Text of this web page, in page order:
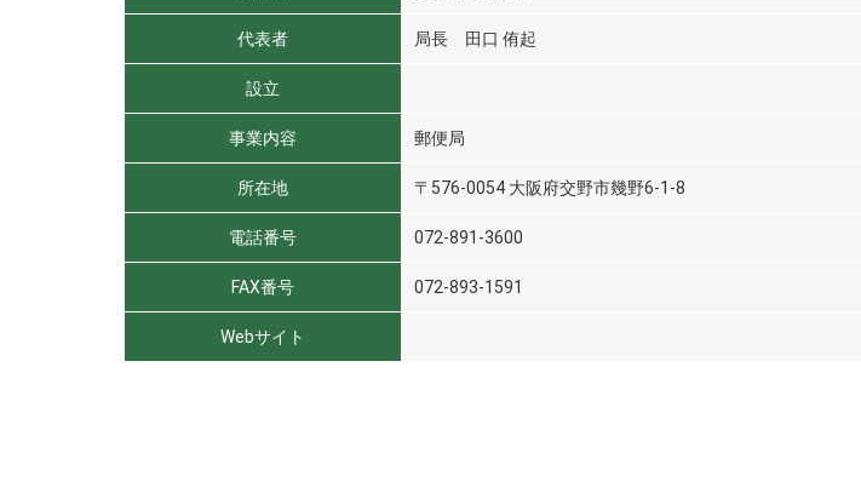
代表者 局長 田口 侑起
設立
事業内容 郵便局
所在地 〒576-0054 大阪府交野市幾野6-1-8
電話番号 072-891-3600
FAX番号 072-893-1591
Webサイト